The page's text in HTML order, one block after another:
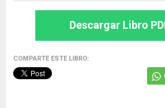
Descargar Libro
COMPARTE ESTE LIBRO: